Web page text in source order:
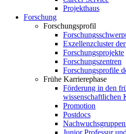
Projekthaus
Forschung
Forschungsprofil
Exzellenzcluster
Forschungsprojekte
Forschungszentren
Forschungsprofile
Frühe Karrierephase
Förderung in den
wissenschaftlichen
Promotion
Postdocs
Junior Professur